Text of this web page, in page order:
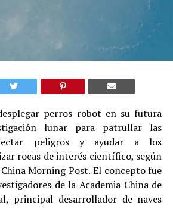
perros robot en su futura
lunar para patrullar las
peligros y ayudar a los
rocas de interés científico, según
Morning Post. El concepto fue
de la Academia China de
principal desarrollador de naves